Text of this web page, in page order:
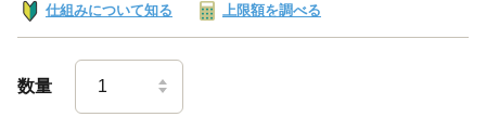
仕組みについて知る 上限額を調べる
数量